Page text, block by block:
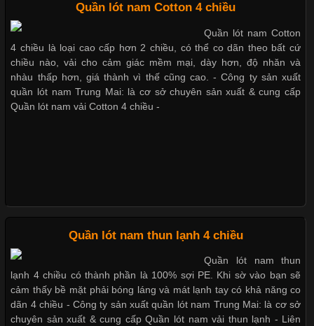
Chất Liệu Bamboo Xu Hướng Mới Trong Ngành Thời Trang
Cập nhật 2026-05-21 14:59:25
Trong những năm gần đây, vải Bamboo đang trở thành một
trong những chất liệu được yêu thích trong ngành thời trang
nhờ đặc tính mềm mại, thoáng khí và thân thiện với môi trường.
Không chỉ được ứng dụng trong quần áo thường ngày, loại vải
Cập nhật 2026-05-20 14:58:56
Vải thun là một trong những chất liệu được sử dụng rộng rãi
nhất trong ngành thời trang nhờ đặc tính co giãn, mềm mại và
thoải mái khi mặc. Từ áo thun, đồ thể thao cho đến đồ lót nam,
vải thun luôn đóng vai trò quan trọng trong quá trình sản xuất.
Hiện nay, nhu cầu tìm kiếm quần lót nam giá
Quần lót nam boxer thun lạnh
Nguyên bộ quần lót nam Boxer thun lạnh giá rẻ
Quần lót nam Cotton 4 chiều
Quần lót nam Cotton
4 chiều là loại cao cấp hơn 2 chiều, có thể co dãn theo bất cứ
chiều nào, vải cho cảm giác mềm mại, dày hơn, độ nhăn và
nhàu thấp hơn, giá thành vì thế cũng cao. - Công ty sản xuất
quần lót nam Trung Mai: là cơ sở chuyên sản xuất & cung cấp
Quần lót nam vải Cotton 4 chiều -
Quần lót nam thun lạnh 4 chiều
Quần lót nam thun
lạnh 4 chiều có thành phần là 100% sợi PE. Khi sờ vào bạn sẽ
cảm thấy bề mặt phải bóng láng và mát lạnh tay có khả năng co
dãn 4 chiều - Công ty sản xuất quần lót nam Trung Mai: là cơ sở
chuyên sản xuất & cung cấp Quần lót nam vải thun lạnh - Liên